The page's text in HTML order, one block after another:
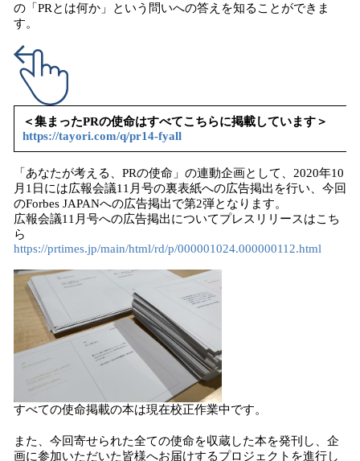
の「PRとは何か」という問いへの答えを知ることができま
す。
＜集まったPRの使命はすべてこちらに掲載しています＞
https://tayori.com/q/pr14-fyall
「あなたが考える、PRの使命」の連動企画として、2020年10
月1日には広報会議11月号の裏表紙への広告掲出を行い、今回
のForbes JAPANへの広告掲出で第2弾となります。
広報会議11月号への広告掲出についてプレスリリースはこち
ら
https://prtimes.jp/main/html/rd/p/000001024.000000112.html
すべての使命掲載の本は現在校正作業中です。
また、今回寄せられた全ての使命を収蔵した本を発刊し、企
画に参加いただいた皆様へお届けするプロジェクトを進行し